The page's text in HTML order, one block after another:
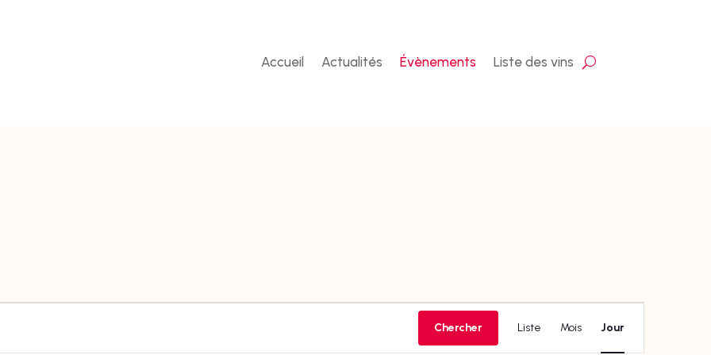
Accueil Actualités Évènements Liste des vins
Chercher
Navigation
de
Liste Mois Jour